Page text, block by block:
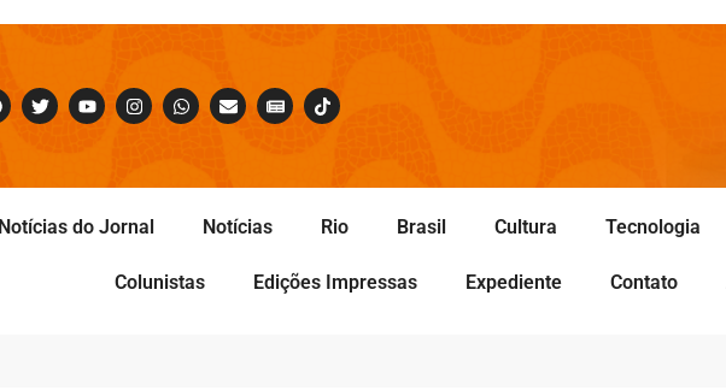
Notícias do Jornal Notícias Rio Brasil Cultura Tecnologia
Colunistas Edições Impressas Expediente Contato